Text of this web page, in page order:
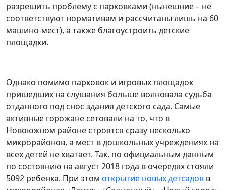
разрешить проблему с парковками (нынешние – не
соответствуют нормативам и рассчитаны лишь на 60
машино-мест), а также благоустроить детские
площадки.
Однако помимо парковок и игровых площадок
пришедших на слушания больше волновала судьба
отданного под снос здания детского сада. Самые
активные горожане сетовали на то, что в
Новоюжном районе строятся сразу несколько
микрорайонов, а мест в дошкольных учреждениях на
всех детей не хватает. Так, по официальным данным
по состоянию на август 2018 года в очередях стояли
5092 ребенка. При этом открытие новых детсадов в